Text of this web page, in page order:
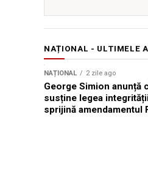
NAȚIONAL - ULTIMELE
NAȚIONAL 2 zile ago
George Simion anunță
susține legea
sprijină amendamentul